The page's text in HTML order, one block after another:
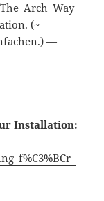
(~
—
Installation: